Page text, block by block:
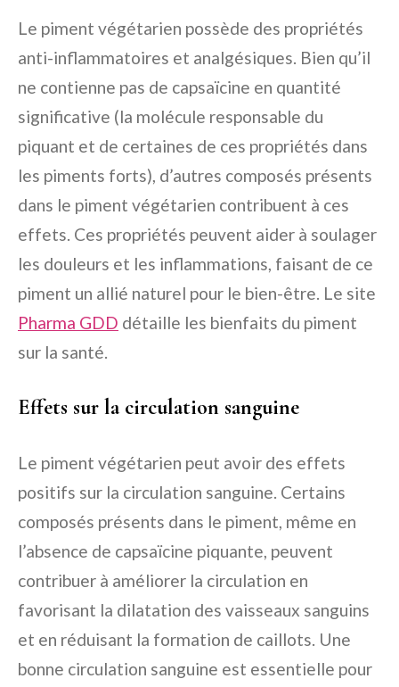
Le piment végétarien possède des propriétés
anti-inflammatoires et analgésiques. Bien qu’il
ne contienne pas de capsaïcine en quantité
significative (la molécule responsable du
piquant et de certaines de ces propriétés dans
les piments forts), d’autres composés présents
dans le piment végétarien contribuent à ces
effets. Ces propriétés peuvent aider à soulager
les douleurs et les inflammations, faisant de ce
piment un allié naturel pour le bien-être. Le site
Pharma GDD détaille les bienfaits du piment
sur la santé.
Effets sur la circulation sanguine
Le piment végétarien peut avoir des effets
positifs sur la circulation sanguine. Certains
composés présents dans le piment, même en
l’absence de capsaïcine piquante, peuvent
contribuer à améliorer la circulation en
favorisant la dilatation des vaisseaux sanguins
et en réduisant la formation de caillots. Une
bonne circulation sanguine est essentielle pour